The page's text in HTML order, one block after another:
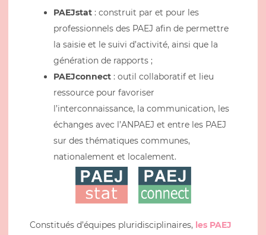
PAEJstat : construit par et pour les
professionnels des PAEJ afin de permettre
la saisie et le suivi d’activité, ainsi que la
génération de rapports ;
PAEJconnect : outil collaboratif et lieu
ressource pour favoriser
l’interconnaissance, la communication, les
échanges avec l’ANPAEJ et entre les PAEJ
sur des thématiques communes,
nationalement et localement.
Constitués d’équipes pluridisciplinaires, les PAEJ